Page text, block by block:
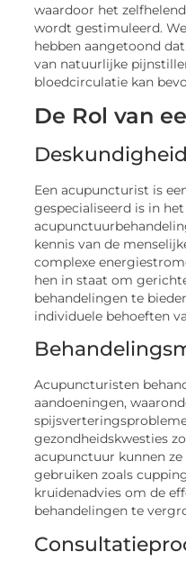
waardoor het
wordt gestimuleerd.
hebben aangetoond
van natuurlijke
bloedcirculatie kan
De Rol van
Een acupuncturist is
gespecialiseerd is in
kennis van de
complexe
hen in staat om
behandelingen te
individuele behoeften
Acupuncturisten
aandoeningen,
gezondheidskwesties
acupunctuur kunnen
gebruiken zoals
kruidenadvies om de
behandelingen te